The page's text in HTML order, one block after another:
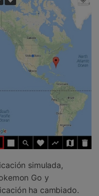
simulada,
Go y
ha cambiado.